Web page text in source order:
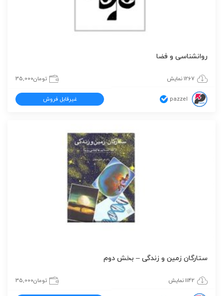
روانشناسی و فضا
1267 نمایش تومان35,000
pazzel غیرقابل فروش
ستارگان زمین و زندگی – بخش دوم
1142 نمایش تومان35,000